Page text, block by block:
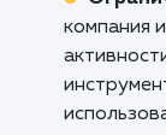
продаж.
блогов